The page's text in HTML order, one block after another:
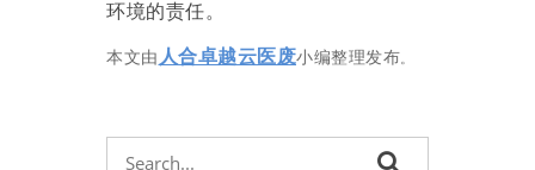
环境的责任。
本文由 人合卓越云医废小编整理发布